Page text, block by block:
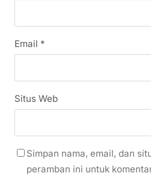
Email *
Situs Web
Simpan nama, email, dan
peramban ini untuk